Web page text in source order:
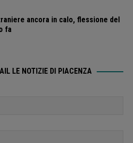
ancora in calo, flessione del
fa
LE NOTIZIE DI PIACENZA